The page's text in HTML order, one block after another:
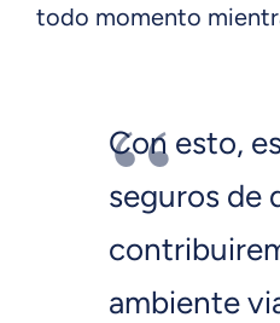
todo momento
Con esto,
seguros de
ambiente